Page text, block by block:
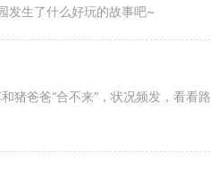
发生了什么好玩的故事吧~
猪爸爸“合不来”，状况频发，看看路